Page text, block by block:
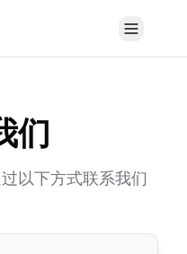
们
以下方式联系我们